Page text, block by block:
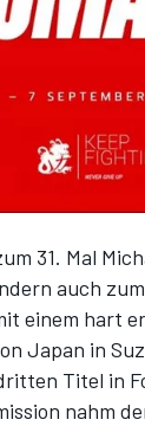
31. Mal
auch
einem hart
Japan in
Titel in
nahm